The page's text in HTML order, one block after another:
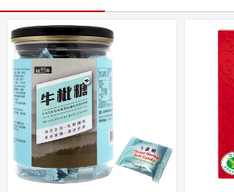
女裝 化妝
日本購物
HOT